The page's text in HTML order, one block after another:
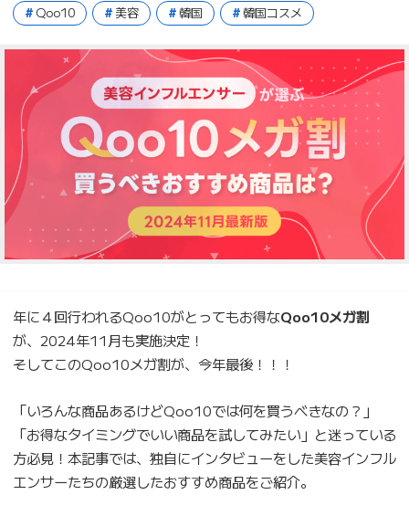
Qoo10 美容 韓国 韓国コスメ
年に４回行われるQoo10がとってもお得なQoo10メガ割
が、2024年11月も実施決定！
そしてこのQoo10メガ割が、今年最後！！！
「いろんな商品あるけどQoo10では何を買うべきなの？」
「お得なタイミングでいい商品を試してみたい」と迷っている
方必見！本記事では、独自にインタビューをした美容インフル
エンサーたちの厳選したおすすめ商品をご紹介。